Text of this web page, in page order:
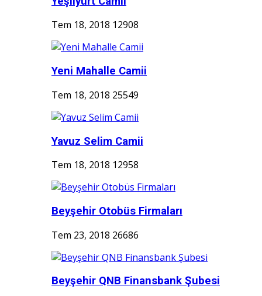
Tem 18, 2018 12908
Yeni Mahalle Camii
Tem 18, 2018 25549
Yavuz Selim Camii
Tem 18, 2018 12958
Beyşehir Otobüs Firmaları
Tem 23, 2018 26686
Beyşehir QNB Finansbank Şubesi